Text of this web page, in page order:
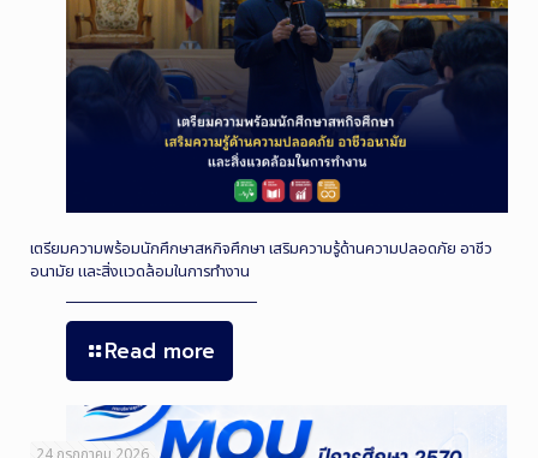
เตรียมความพร้อมนักศึกษาสหกิจศึกษา เสริมความรู้ด้านความปลอดภัย อาชีว
อนามัย และสิ่งแวดล้อมในการทำงาน
Read more